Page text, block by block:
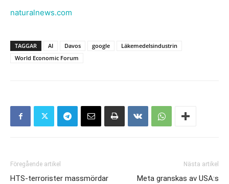
naturalnews.com
TAGGAR AI Davos google
Läkemedelsindustrin
World Economic Forum
Föregående artikel
HTS-terrorister massmördar
Nästa artikel
Meta granskas av USA:s